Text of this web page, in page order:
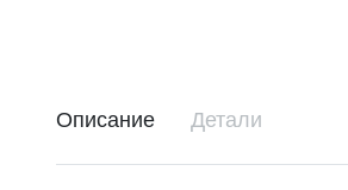
Описание Детали